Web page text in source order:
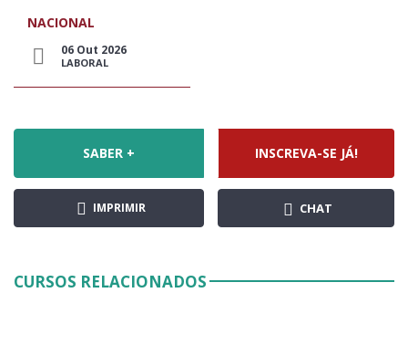
NACIONAL
06 Out 2026
LABORAL
SABER + INSCREVA-SE JÁ!
IMPRIMIR CHAT
CURSOS RELACIONADOS